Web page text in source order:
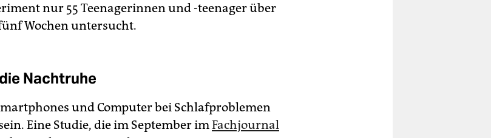
nur 55 Teenagerinnen und -teenager über
Wochen untersucht.
Nachtruhe
und Computer bei Schlafproblemen
Eine Studie, die im September imFachjournal